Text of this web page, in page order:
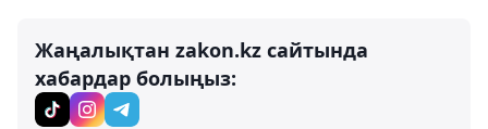
Жаңалықтан zakon.kz сайтында
хабардар болыңыз: